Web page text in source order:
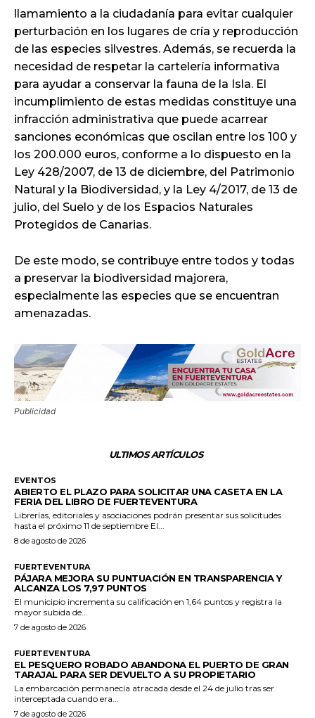
llamamiento a la ciudadanía para evitar cualquier
perturbación en los lugares de cría y reproducción
de las especies silvestres. Además, se recuerda la
necesidad de respetar la cartelería informativa
para ayudar a conservar la fauna de la Isla. El
incumplimiento de estas medidas constituye una
infracción administrativa que puede acarrear
sanciones económicas que oscilan entre los 100 y
los 200.000 euros, conforme a lo dispuesto en la
Ley 428/2007, de 13 de diciembre, del Patrimonio
Natural y la Biodiversidad, y la Ley 4/2017, de 13 de
julio, del Suelo y de los Espacios Naturales
Protegidos de Canarias.
De este modo, se contribuye entre todos y todas
a preservar la biodiversidad majorera,
especialmente las especies que se encuentran
amenazadas.
Publicidad
ULTIMOS ARTÍCULOS
EVENTOS
ABIERTO EL PLAZO PARA SOLICITAR UNA CASETA EN LA
FERIA DEL LIBRO DE FUERTEVENTURA
Librerías, editoriales y asociaciones podrán presentar sus solicitudes
hasta el próximo 11 de septiembre El...
8 de agosto de 2026
FUERTEVENTURA
PÁJARA MEJORA SU PUNTUACIÓN EN TRANSPARENCIA Y
ALCANZA LOS 7,97 PUNTOS
El municipio incrementa su calificación en 1,64 puntos y registra la
mayor subida de...
7 de agosto de 2026
FUERTEVENTURA
EL PESQUERO ROBADO ABANDONA EL PUERTO DE GRAN
TARAJAL PARA SER DEVUELTO A SU PROPIETARIO
La embarcación permanecía atracada desde el 24 de julio tras ser
interceptada cuando era...
7 de agosto de 2026